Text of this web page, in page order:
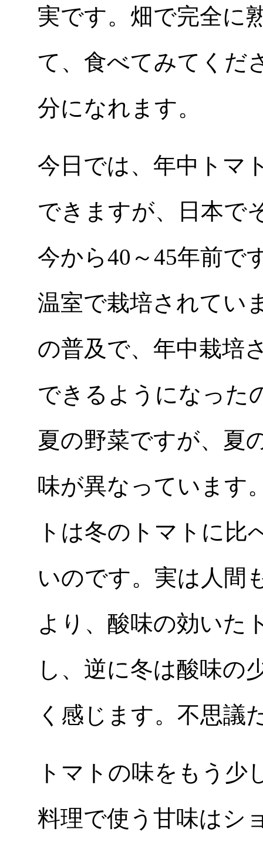
実です。畑で完全に
て、食べてみてくだ
分になれます。
今日では、年中トマ
できますが、日本で
今から40～45年前で
温室で栽培されてい
の普及で、年中栽培
できるようになっ
夏の野菜ですが、夏
味が異なっています
トは冬のトマトに比
いのです。実は人間
より、酸味の効いた
し、逆に冬は酸味の
く感じます。不思議
トマトの味をもう少
料理で使う甘味はシ